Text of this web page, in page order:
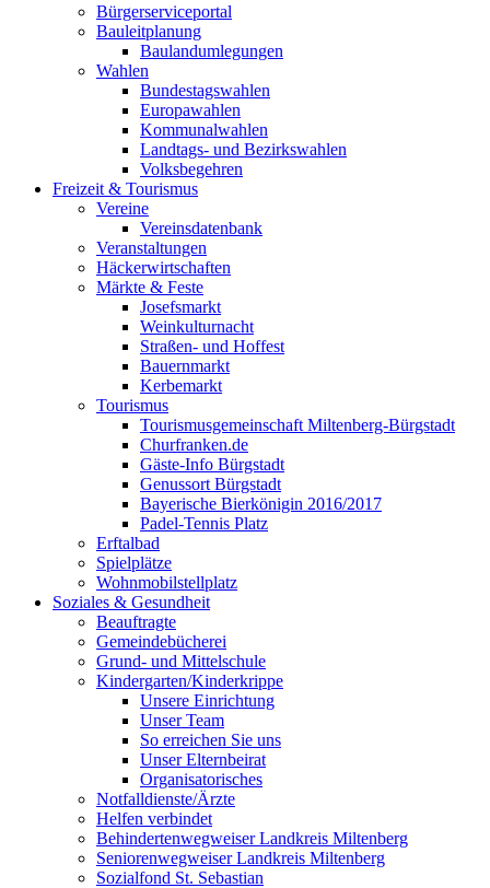
Bürgerserviceportal
Bauleitplanung
Baulandumlegungen
Wahlen
Bundestagswahlen
Europawahlen
Kommunalwahlen
Landtags- und Bezirkswahlen
Volksbegehren
Freizeit & Tourismus
Vereine
Vereinsdatenbank
Veranstaltungen
Häckerwirtschaften
Märkte & Feste
Josefsmarkt
Weinkulturnacht
Straßen- und Hoffest
Bauernmarkt
Kerbemarkt
Tourismus
Tourismusgemeinschaft Miltenberg-Bürgstadt
Churfranken.de
Gäste-Info Bürgstadt
Genussort Bürgstadt
Bayerische Bierkönigin 2016/2017
Padel-Tennis Platz
Erftalbad
Spielplätze
Wohnmobilstellplatz
Soziales & Gesundheit
Beauftragte
Gemeindebücherei
Grund- und Mittelschule
Kindergarten/Kinderkrippe
Unsere Einrichtung
Unser Team
So erreichen Sie uns
Unser Elternbeirat
Organisatorisches
Notfalldienste/Ärzte
Helfen verbindet
Behindertenwegweiser Landkreis Miltenberg
Seniorenwegweiser Landkreis Miltenberg
Sozialfond St. Sebastian